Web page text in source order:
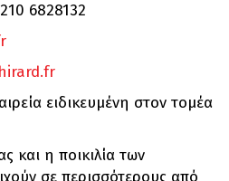
210 6828132
ειδικευμένη στον τομέα
και η ποικιλία των
σε περισσότερους από